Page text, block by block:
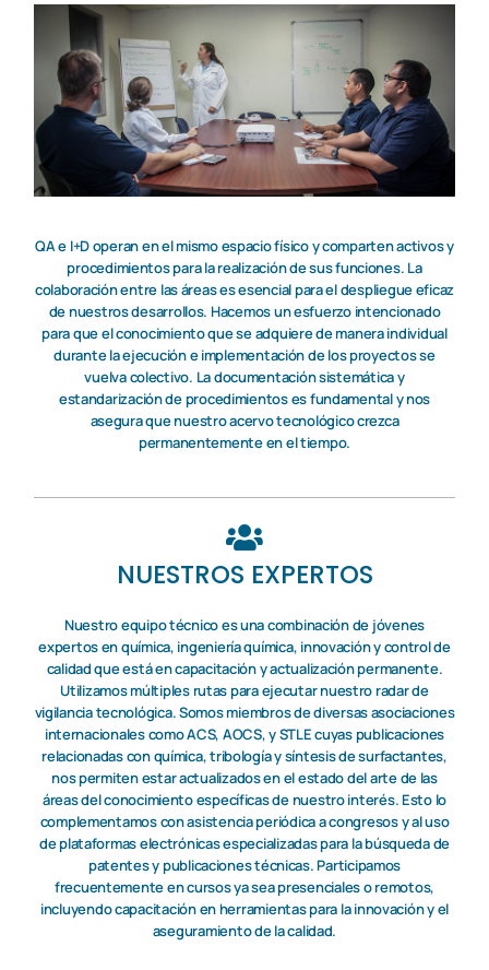
QA e I+D operan en el mismo espacio físico y comparten activos y
procedimientos para la realización de sus funciones. La
colaboración entre las áreas es esencial para el despliegue eficaz
de nuestros desarrollos. Hacemos un esfuerzo intencionado
para que el conocimiento que se adquiere de manera individual
durante la ejecución e implementación de los proyectos se
vuelva colectivo. La documentación sistemática y
estandarización de procedimientos es fundamental y nos
asegura que nuestro acervo tecnológico crezca
permanentemente en el tiempo.
NUESTROS EXPERTOS
Nuestro equipo técnico es una combinación de jóvenes
expertos en química, ingeniería química, innovación y control de
calidad que está en capacitación y actualización permanente.
Utilizamos múltiples rutas para ejecutar nuestro radar de
vigilancia tecnológica. Somos miembros de diversas asociaciones
internacionales como ACS, AOCS, y STLE cuyas publicaciones
relacionadas con química, tribología y síntesis de surfactantes,
nos permiten estar actualizados en el estado del arte de las
áreas del conocimiento específicas de nuestro interés. Esto lo
complementamos con asistencia periódica a congresos y al uso
de plataformas electrónicas especializadas para la búsqueda de
patentes y publicaciones técnicas. Participamos
frecuentemente en cursos ya sea presenciales o remotos,
incluyendo capacitación en herramientas para la innovación y el
aseguramiento de la calidad.